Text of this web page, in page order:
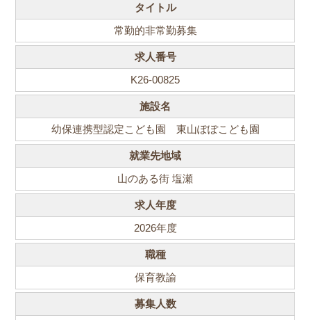
タイトル
常勤的非常勤募集
求人番号
K26-00825
施設名
幼保連携型認定こども園 東山ぽぽこども園
就業先地域
山のある街 塩瀬
求人年度
2026年度
職種
保育教諭
募集人数